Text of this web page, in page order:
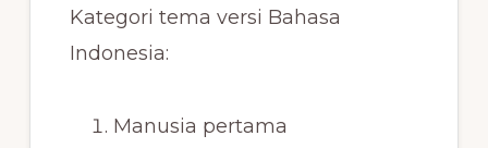
Kategori tema versi Bahasa
Indonesia:
Manusia pertama